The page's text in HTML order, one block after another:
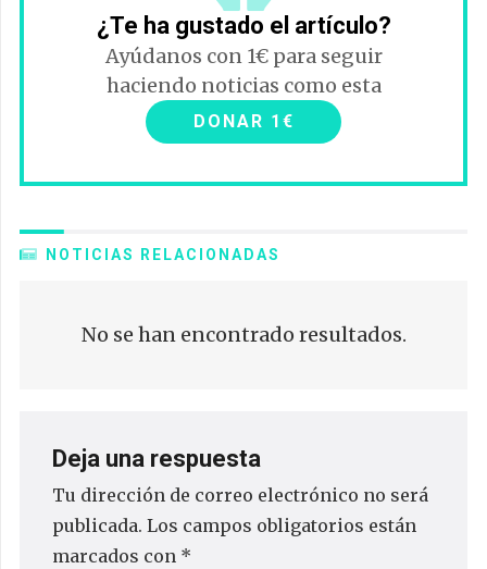
¿Te ha gustado el artículo?
Ayúdanos con 1€ para seguir
haciendo noticias como esta
DONAR 1€
NOTICIAS RELACIONADAS
No se han encontrado resultados.
Deja una respuesta
Tu dirección de correo electrónico no será
publicada. Los campos obligatorios están
marcados con *